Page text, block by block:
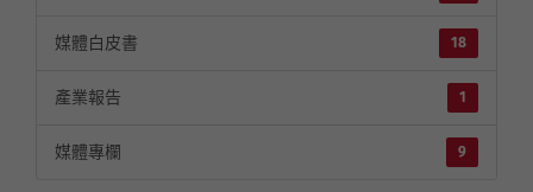
18
媒體白皮書
1
產業報告
9
媒體專欄